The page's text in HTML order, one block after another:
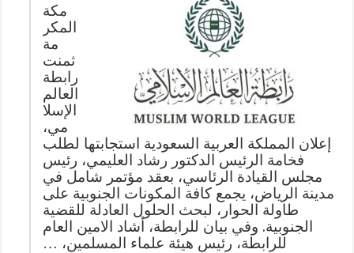
مكة
المكر
مة
ثمنت
رابطة
العالم
الإسلا
مي،
إعلان المملكة العربية السعودية استجابتها لطلب
فخامة الرئيس الدكتور رشاد العليمي، رئيس
مجلس القيادة الرئاسي، بعقد مؤتمر شامل في
مدينة الرياض، يجمع كافة المكونات الجنوبية على
طاولة الحوار، لبحث الحلول العادلة للقضية
الجنوبية. وفي بيان للرابطة، أشاد الامين العام
للرابطة، رئيس هيئة علماء المسلمين، …